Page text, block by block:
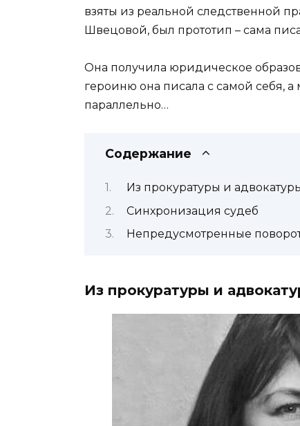
взяты из реальной следственной
Швецовой, был прототип – сама
Она получила юридическое
героиню она писала с самой себя,
параллельно…
Содержание
Из прокуратуры и
Синхронизация судеб
Непредусмотренные
Из прокуратуры и